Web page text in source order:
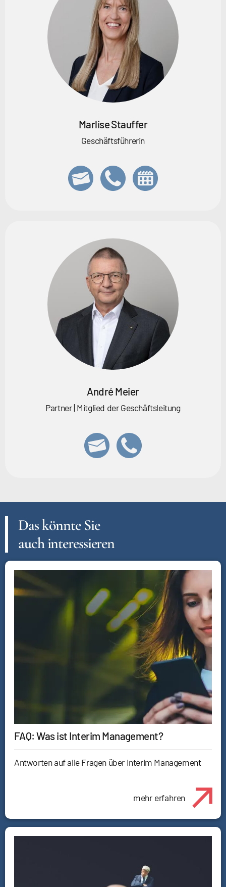
Marlise Stauffer
Geschäftsführerin
André Meier
Partner | Mitglied der Geschäftsleitung
Das könnte Sie
auch interessieren
FAQ: Was ist Interim Management?
Antworten auf alle Fragen über Interim Management
mehr erfahren